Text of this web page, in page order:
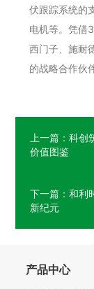
伏跟踪系统的
电机等。凭借
西门子、施耐
的战略合作伙
上一篇：科
价值图鉴
下一篇：和利
新纪元
产品中心